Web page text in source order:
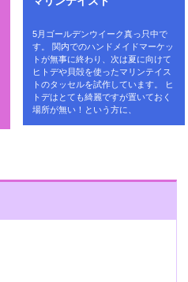
5月ゴールデンウイーク真っ只中で
す。 関内でのハンドメイドマーケッ
トが無事に終わり、次は夏に向けて
ヒトデや貝殻を使ったマリンテイス
トのタッセルを試作しています。 ヒ
トデはとても綺麗ですが置いておく
場所が無い！という方に、